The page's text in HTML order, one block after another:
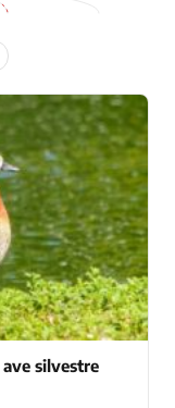
silvestre